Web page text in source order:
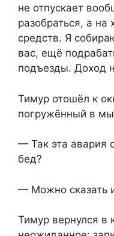
не отпускает
разобраться, а
средств. Я
вас, ещё
подъезды. Доход
Тимур отошёл к
погружённый в
— Так эта авария
бед?
— Можно сказать
Тимур вернулся в